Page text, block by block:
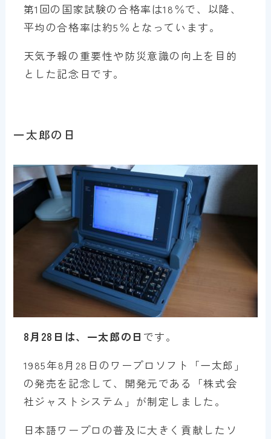
第1回の国家試験の合格率は18％で、以降、
平均の合格率は約5％となっています。
天気予報の重要性や防災意識の向上を目的
とした記念日です。
一太郎の日
8月28日は、一太郎の日 です。
1985年8月28日のワープロソフト「一太郎」
の発売を記念して、開発元である「株式会
社ジャストシステム」が制定しました。
日本語ワープロの普及に大きく貢献したソ